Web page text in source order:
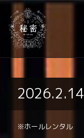
2026.2.14
※ホールレンタル